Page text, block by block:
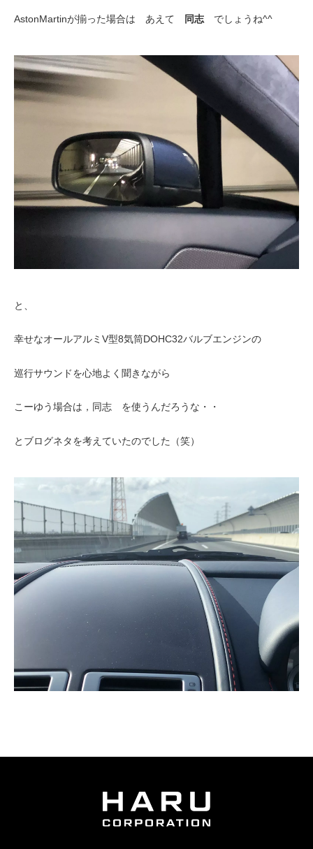
AstonMartinが揃った場合は あえて 同志 でしょうね^^
と、
幸せなオールアルミV型8気筒DOHC32バルブエンジンの
巡行サウンドを心地よく聞きながら
こーゆう場合は，同志 を使うんだろうな・・
とブログネタを考えていたのでした（笑）